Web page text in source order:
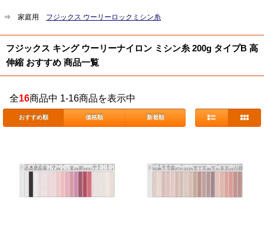
⇒ 家庭用 フジックス ウーリーロックミシン糸
フジックス キング ウーリーナイロン ミシン糸 200g タイプB 高
伸縮 おすすめ 商品一覧
全16商品中 1-16商品を表示中
おすすめ順 価格順 新着順